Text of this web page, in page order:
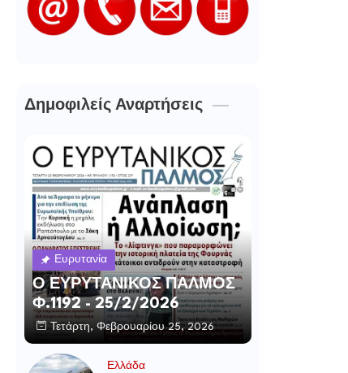
Δημοφιλείς Αναρτήσεις
Ευρυτανία
Ο ΕΥΡΥΤΑΝΙΚΟΣ ΠΑΛΜΟΣ
Φ.1192 - 25/2/2026
Τετάρτη, Φεβρουαρίου 25, 2026
Ελλάδα